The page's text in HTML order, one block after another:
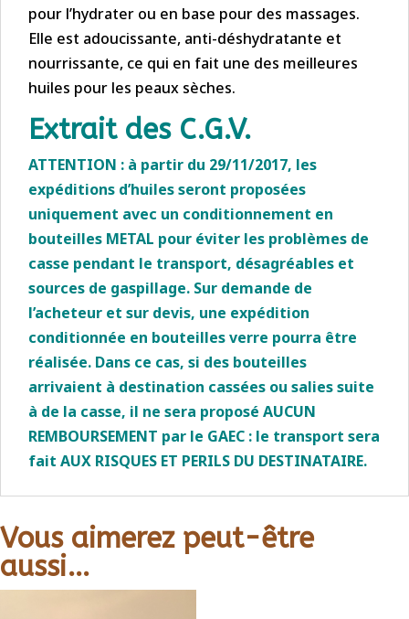
pour l’hydrater ou en base pour des massages.
Elle est adoucissante, anti-déshydratante et
nourrissante, ce qui en fait une des meilleures
huiles pour les peaux sèches.
Extrait des C.G.V.
ATTENTION : à partir du 29/11/2017, les
expéditions d’huiles seront proposées
uniquement avec un conditionnement en
bouteilles METAL pour éviter les problèmes de
casse pendant le transport, désagréables et
sources de gaspillage. Sur demande de
l’acheteur et sur devis, une expédition
conditionnée en bouteilles verre pourra être
réalisée. Dans ce cas, si des bouteilles
arrivaient à destination cassées ou salies suite
à de la casse, il ne sera proposé AUCUN
REMBOURSEMENT par le GAEC : le transport sera
fait AUX RISQUES ET PERILS DU DESTINATAIRE.
Vous aimerez peut-être
aussi…